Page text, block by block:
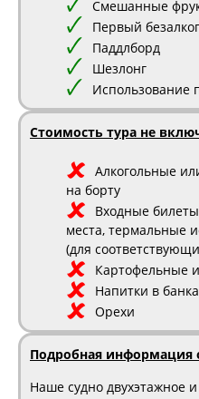
Смешанные
Первый
Паддлборд
Шезлонг
Использование
Стоимость тура не
Алкогольные
на борту
Входные
места, термальные
(для
Картофельные
Напитки в
Орехи
Подробная информация
Наше судно двухэтажное